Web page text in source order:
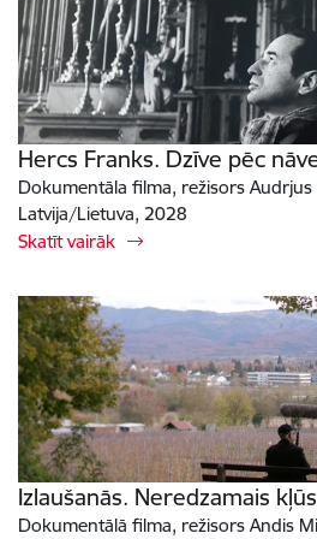
Hercs Franks. Dzīve pēc
Dokumentāla filma, režisors Audrjus
Latvija/Lietuva, 2028
Skatīt vairāk
Izlaušanās. Neredzamais
Dokumentālā filma, režisors Andis